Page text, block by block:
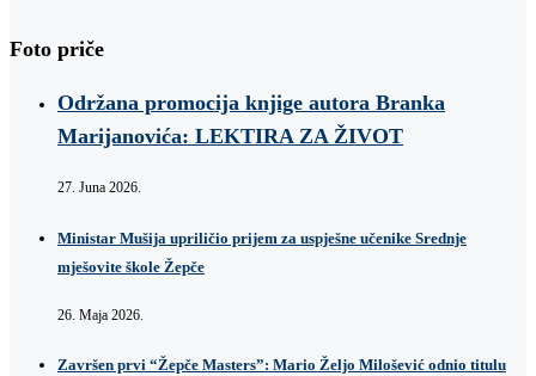
Foto priče
Održana promocija knjige autora Branka
Marijanovića: LEKTIRA ZA ŽIVOT
27. Juna 2026.
Ministar Mušija upriličio prijem za uspješne učenike Srednje
mješovite škole Žepče
26. Maja 2026.
Završen prvi “Žepče Masters”: Mario Željo Milošević odnio titulu